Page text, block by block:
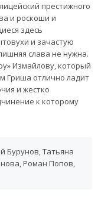
престижного
и роскоши и
здесь
и зачастую
слава не нужна.
Измайлову, который
Гриша отлично ладит
и жестко
к которому
Бурунов, Татьяна
Роман Попов,